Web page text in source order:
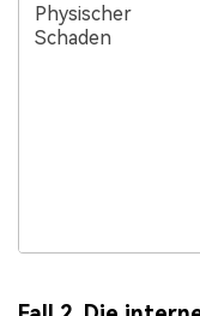
Physischer
Schaden